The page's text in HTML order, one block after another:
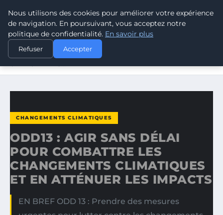
CLIMATE GUARDIAN
ACCUEIL
CHANGEMENTS CLIMATIQUES
ODD13 : AGIR SANS DÉLAI POUR COMBATTRE LES
CHANGEMENTS CLIMATIQUES
ODD13 : AGIR SANS DÉLAI
POUR COMBATTRE LES
CHANGEMENTS CLIMATIQUES
ET EN ATTÉNUER LES IMPACTS
EN BREF ODD 13 : Prendre des mesures
Nous utilisons des cookies pour améliorer votre expérience
de navigation. En poursuivant, vous acceptez notre
politique de confidentialité. En savoir plus
Refuser Accepter